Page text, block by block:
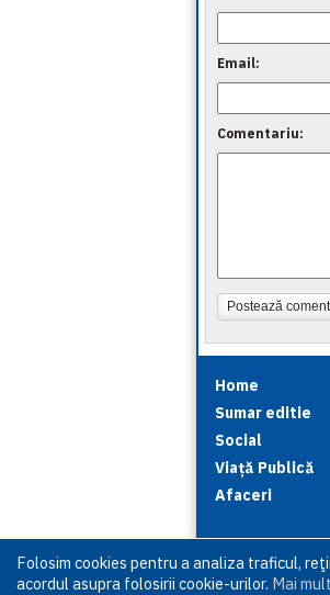
Email:
Comentariu:
Postează
Home
Sumar editie
Social
Viață Publică
Afaceri
Folosim cookies pentru a analiza traficul,
acordul asupra folosirii cookie-urilor. Mai